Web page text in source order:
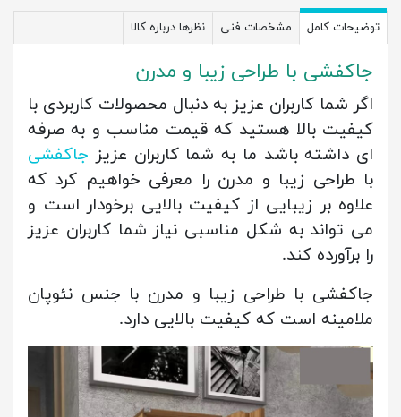
توضیحات کامل مشخصات فنی نظرها درباره کالا
جاکفشی با طراحی زیبا و مدرن
اگر شما کاربران عزیز به دنبال محصولات کاربردی با
کیفیت بالا هستید که قیمت مناسب و به صرفه
ای داشته باشد ما به شما کاربران عزیز جاکفشی
با طراحی زیبا و مدرن را معرفی خواهیم کرد که
علاوه بر زیبایی از کیفیت بالایی برخودار است و
می تواند به شکل مناسبی نیاز شما کاربران عزیز
را برآورده کند.
جاکفشی با طراحی زیبا و مدرن با جنس نئوپان
ملامینه است که کیفیت بالایی دارد.